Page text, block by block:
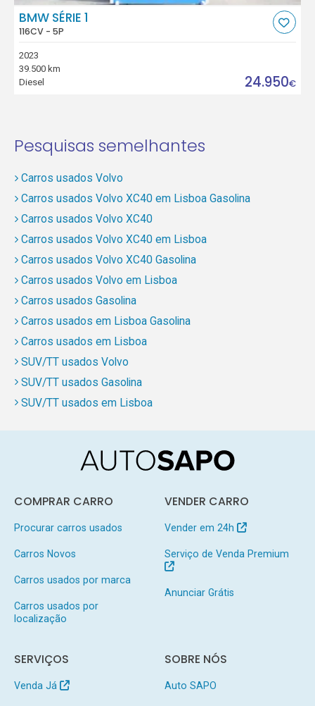
BMW SÉRIE 1
116CV - 5P
2023
39.500 km
Diesel
24.950€
Pesquisas semelhantes
Carros usados Volvo
Carros usados Volvo XC40 em Lisboa Gasolina
Carros usados Volvo XC40
Carros usados Volvo XC40 em Lisboa
Carros usados Volvo XC40 Gasolina
Carros usados Volvo em Lisboa
Carros usados Gasolina
Carros usados em Lisboa Gasolina
Carros usados em Lisboa
SUV/TT usados Volvo
SUV/TT usados Gasolina
SUV/TT usados em Lisboa
COMPRAR CARRO
Procurar carros usados
Carros Novos
Carros usados por marca
Carros usados por
localização
VENDER CARRO
Vender em 24h
Serviço de Venda Premium
Anunciar Grátis
SERVIÇOS
Venda Já
SOBRE NÓS
Auto SAPO